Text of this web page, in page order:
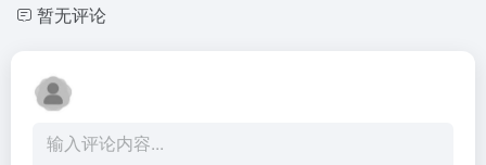
暂无评论